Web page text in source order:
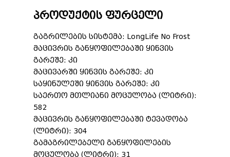
პროდუქტის ფურცელი
გაგრილების სისტემა: LongLife No Frost
მაცივრის განყოფილებაში ყინვის
გარეშე: კი
მაცივარში ყინვის გარეშე: კი
საყინულეში ყინვის გარეშე: კი
საერთო მთლიანი მოცულობა (ლიტრი):
582
მაცივრის განყოფილებაში ტევადობა
(ლიტრი): 304
გამაგრილებელი განყოფილების
მოცულობა (ლიტრი): 31